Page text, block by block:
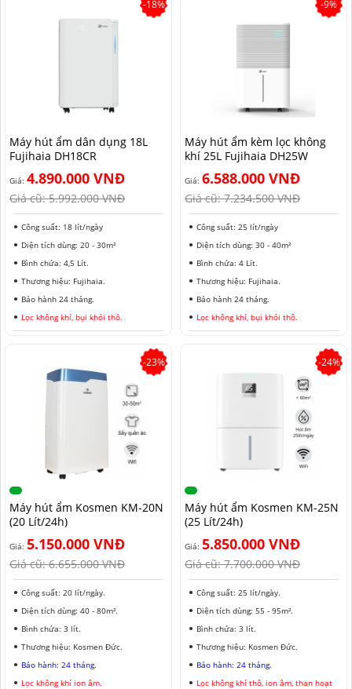
HẢI DƯƠNG
-18%
Máy hút ẩm dân dụng 18L
Fujihaia DH18CR
Giá: 4.890.000 VNĐ
Giá cũ:5.992.000 VNĐ
Công suất: 18 lít/ngày
Diện tích dùng: 20 - 30m²
Bình chứa: 4,5 Lít.
Thương hiệu: Fujihaia.
Bảo hành 24 tháng.
Lọc không khí, bụi khói thô.
-9%
Máy hút ẩm kèm lọc không
khí 25L Fujihaia DH25W
Giá: 6.588.000 VNĐ
Giá cũ:7.234.500 VNĐ
Công suất: 25 lít/ngày
Diện tích dùng: 30 - 40m²
Bình chứa: 4 Lít.
Thương hiệu: Fujihaia.
Bảo hành 24 tháng.
Lọc không khí, bụi khói thô.
-23%
Máy hút ẩm Kosmen KM-20N
(20 Lít/24h)
Giá: 5.150.000 VNĐ
Giá cũ:6.655.000 VNĐ
Công suất: 20 lít/ngày.
Diện tích dùng: 40 - 80m².
Bình chứa: 3 lít.
Thương hiệu: Kosmen Đức.
Bảo hành: 24 tháng.
Lọc không khí ion âm.
-24%
Máy hút ẩm Kosmen KM-25N
(25 Lít/24h)
Giá: 5.850.000 VNĐ
Giá cũ:7.700.000 VNĐ
Công suất: 25 lít/ngày.
Diện tích dùng: 55 - 95m².
Bình chứa: 3 lít.
Thương hiệu: Kosmen Đức.
Bảo hành: 24 tháng.
Lọc không khí thô, ion âm, than hoạt